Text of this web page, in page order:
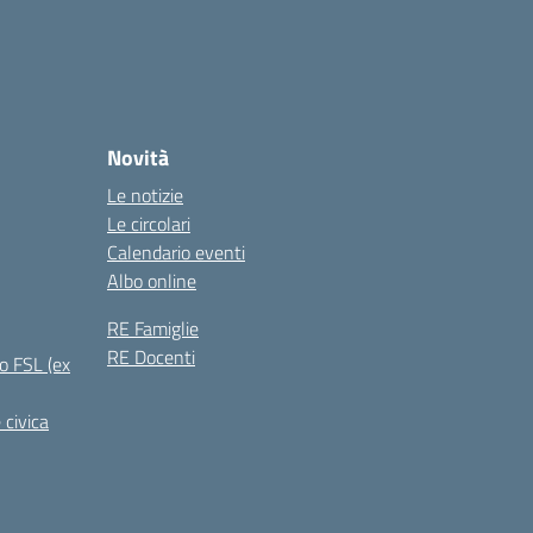
FSL (ex
Novità
Le notizie
Le circolari
Calendario eventi
Albo online
RE Famiglie
RE Docenti